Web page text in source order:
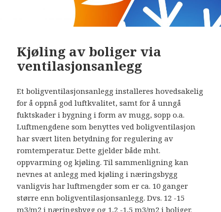
Kjøling av boliger via
ventilasjonsanlegg
Et boligventilasjonsanlegg installeres hovedsakelig
for å oppnå god luftkvalitet, samt for å unngå
fuktskader i bygning i form av mugg, sopp o.a.
Luftmengdene som benyttes ved boligventilasjon
har svært liten betydning for regulering av
romtemperatur. Dette gjelder både mht.
oppvarming og kjøling. Til sammenligning kan
nevnes at anlegg med kjøling i næringsbygg
vanligvis har luftmengder som er ca. 10 ganger
større enn boligventilasjonsanlegg. Dvs. 12 -15
m3/m2 i næringsbygg og 1,2 -1,5 m3/m2 i boliger.